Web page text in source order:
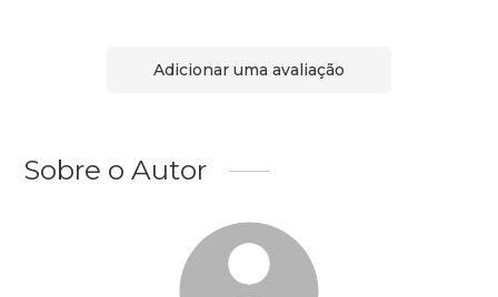
Adicionar uma avaliação
Sobre o Autor